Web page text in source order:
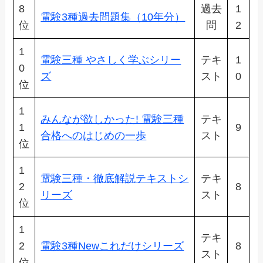
8
位
電験3種過去問題集（10年分）
過去
問
1
2
1
0
位
電験三種 やさしく学ぶシリー
ズ
テキ
スト
1
0
1
1
位
みんなが欲しかった! 電験三種
合格へのはじめの一歩
テキ
スト
9
1
2
位
電験三種・徹底解説テキストシ
リーズ
テキ
スト
8
1
2
電験3種Newこれだけシリーズ
テキ
スト
8